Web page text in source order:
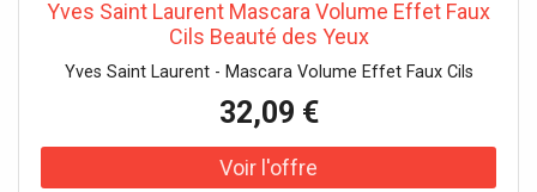
Yves Saint Laurent Mascara Volume Effet Faux
Cils Beauté des Yeux
Yves Saint Laurent - Mascara Volume Effet Faux Cils
32,09 €